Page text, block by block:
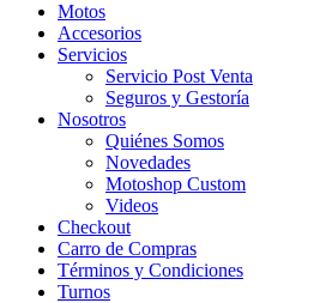
Motos
Accesorios
Servicios
Servicio Post Venta
Seguros y Gestoría
Nosotros
Quiénes Somos
Novedades
Motoshop Custom
Videos
Checkout
Carro de Compras
Términos y Condiciones
Turnos